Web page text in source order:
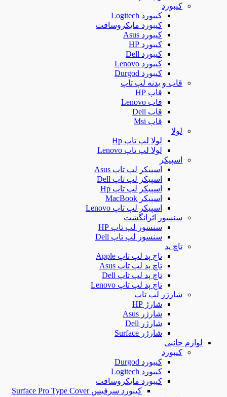
کیبورد
کیبورد Logitech
کیبورد مایکروسافت
کیبورد Asus
کیبورد HP
کیبورد Dell
کیبورد Lenovo
کیبورد Durgod
قاب و بدنه لپ تاپ
قاب HP
قاب Lenovo
قاب Dell
قاب Msi
لولا
لولا لپ تاپ Hp
لولا لپ تاپ Lenovo
اسپیکر
اسپیکر لپ تاپ Asus
اسپیکر لپ تاپ Dell
اسپیکر لپ تاپ Hp
اسپیکر MacBook
اسپیکر لپ تاپ Lenovo
سنسور اثرانگشت
سنسور لپ تاپ HP
سنسور لپ تاپ Dell
تاچ پد
تاچ پد لپ تاپ Apple
تاچ پد لپ تاپ Asus
تاچ پد لپ تاپ Dell
تاچ پد لپ تاپ Lenovo
شارژر لپ تاپ
شارژ HP
شارژر Asus
شارژر Dell
شارژر Surface
لوازم جانبی
کیبورد
کیبورد Durgod
کیبورد Logitech
کیبورد مایکروسافت
کیبورد سرفیس Surface Pro Type Cover